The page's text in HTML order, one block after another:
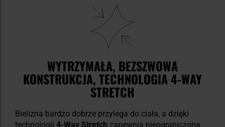
WYTRZYMAŁA, BEZSZWOWA
KONSTRUKCJA, TECHNOLOGIA 4-WAY
STRETCH
Bielizna bardzo dobrze przylega do ciała, a dzięki
technologii 4-Way Stretch zapewnia nieograniczoną